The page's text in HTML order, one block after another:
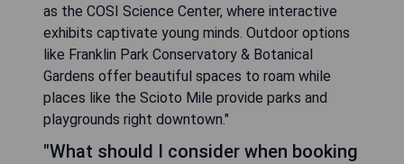
as the COSI Science Center, where interactive
exhibits captivate young minds. Outdoor options
like Franklin Park Conservatory & Botanical
Gardens offer beautiful spaces to roam while
places like the Scioto Mile provide parks and
playgrounds right downtown."
"What should I consider when booking